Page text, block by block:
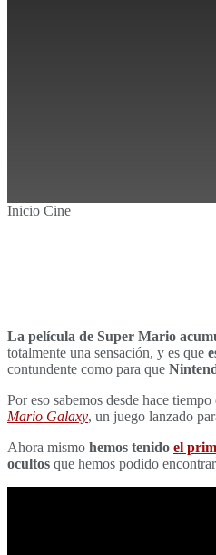
Inicio Cine
La película de Super Mario
totalmente una sensación, y es que
contundente como para que
Por eso sabemos desde hace
Mario Galaxy, un juego lanzado
Ahora mismo hemos tenido el
ocultos que hemos podido